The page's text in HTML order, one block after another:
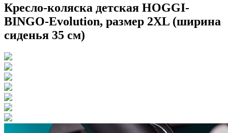
Кресло-коляска детская HOGGI-
BINGO-Evolution, размер 2XL (ширина
сиденья 35 см)